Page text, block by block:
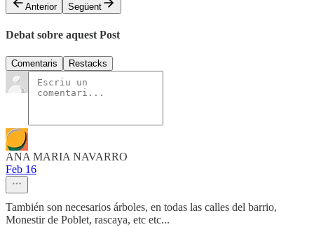
Anterior
Següent
Debat sobre aquest Post
Comentaris Restacks
ANA MARIA NAVARRO
Feb 16
También son necesarios árboles, en todas las calles del barrio,
Monestir de Poblet, rascaya, etc etc...